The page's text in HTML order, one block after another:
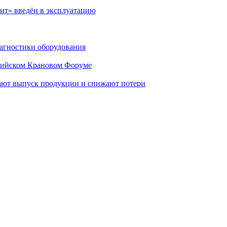
введён в эксплуатацию
оборудования
Крановом Форуме
выпуск продукции и снижают потери